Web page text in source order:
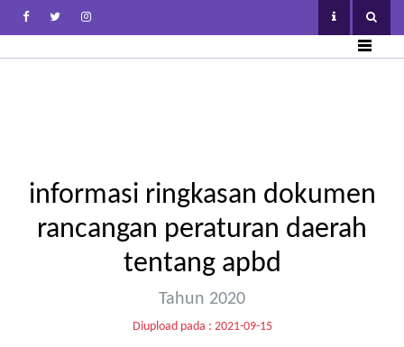
informasi ringkasan dokumen
rancangan peraturan daerah
tentang apbd
Tahun 2020
Diupload pada : 2021-09-15